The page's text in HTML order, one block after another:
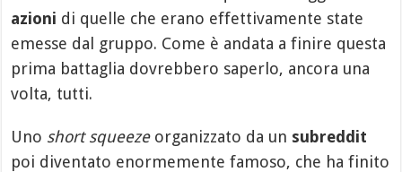
azioni di quelle che erano effettivamente state
emesse dal gruppo. Come è andata a finire questa
prima battaglia dovrebbero saperlo, ancora una
volta, tutti.
Uno short squeezeorganizzato da un subreddit
poi diventato enormemente famoso, che ha finito